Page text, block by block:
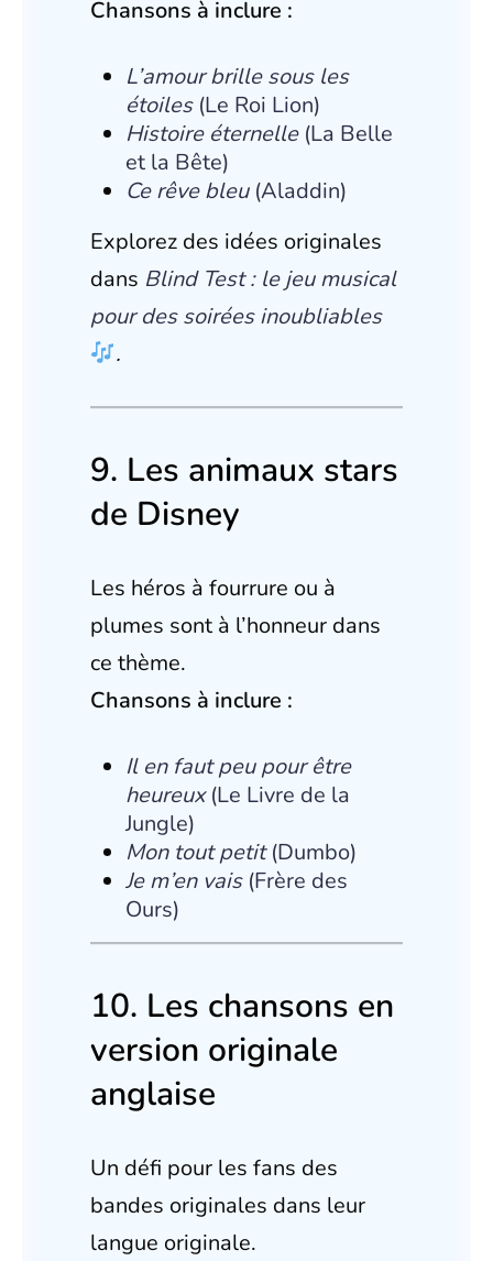
Chansons à inclure :
L’amour brille sous les
étoiles(Le Roi Lion)
Histoire éternelle(La Belle
et la Bête)
Ce rêve bleu(Aladdin)
Explorez des idées originales
dans Blind Test : le jeu musical
pour des soirées inoubliables
.
9. Les animaux stars
de Disney
Les héros à fourrure ou à
plumes sont à l’honneur dans
ce thème.
Chansons à inclure :
Il en faut peu pour être
heureux(Le Livre de la
Jungle)
Mon tout petit(Dumbo)
Je m’en vais(Frère des
Ours)
10. Les chansons en
version originale
anglaise
Un défi pour les fans des
bandes originales dans leur
langue originale.